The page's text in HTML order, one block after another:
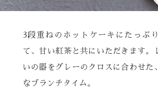
3段重ねのホットケーキにたっぷ
て、 甘い紅茶と共にいただきます。
いの器をグレーのクロスに合わせた、
なブランチタイム。